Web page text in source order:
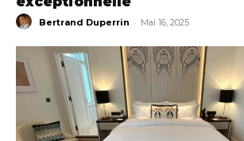
Bertrand Duperrin - Mai 16, 2025